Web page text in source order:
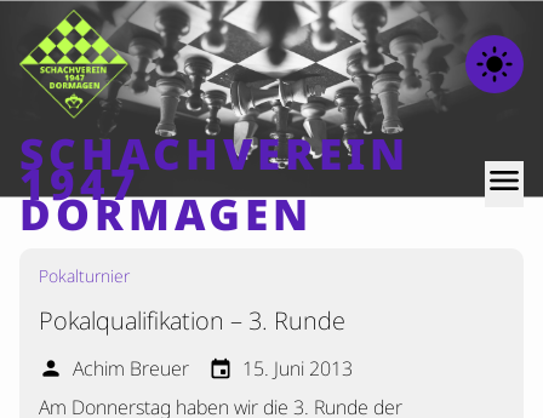
light_mode
SCHACHVEREIN
1947
DORMAGEN
menu
Home
Beiträge
Mannschaften
Pokalturnier
Pokalqualifikation – 3. Runde
person Achim Breuer event 15. Juni 2013
Am Donnerstag haben wir die 3. Runde der